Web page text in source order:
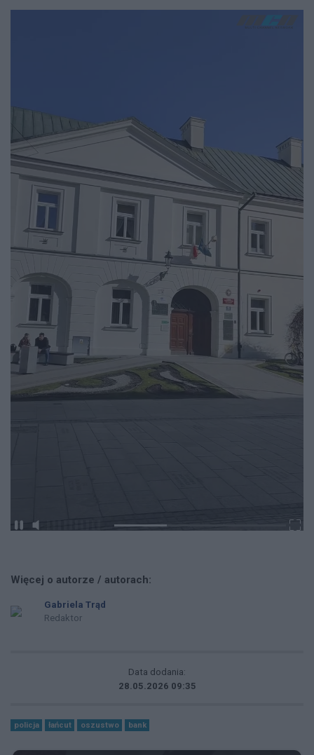
Więcej o autorze / autorach:
Gabriela Trąd
Redaktor
Data dodania:
28.05.2026 09:35
policja łańcut oszustwo bank